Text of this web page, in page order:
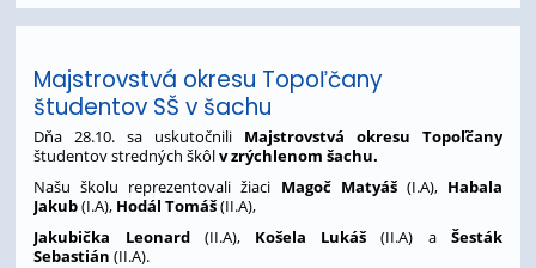
Majstrovstvá okresu Topoľčany
študentov SŠ v šachu
Dňa 28.10. sa uskutočnili Majstrovstvá okresu Topoľčany
študentov stredných škôlv zrýchlenom šachu.
Našu školu reprezentovali žiaci Magoč Matyáš (I.A), Habala
Jakub(I.A), Hodál Tomáš(II.A),
Jakubička Leonard(II.A), Košela Lukáš (II.A) aŠesták
Sebastián(II.A).